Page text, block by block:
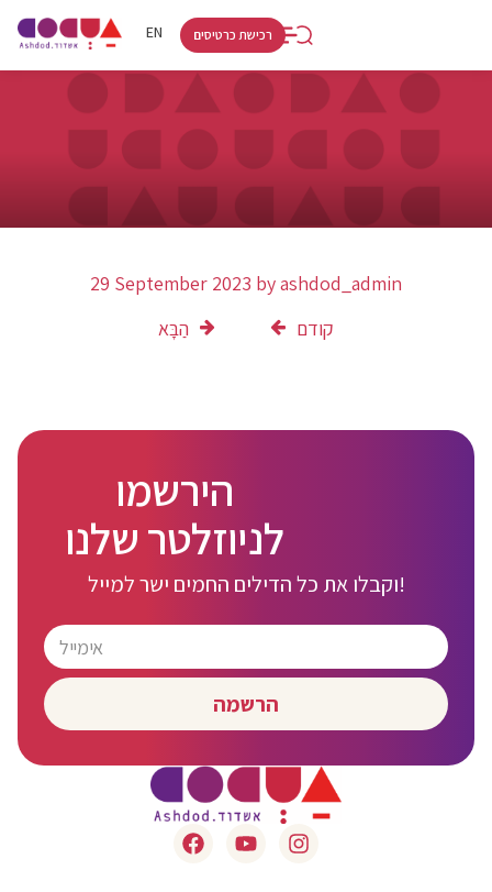
EN
HE
רכישת כרטיסים
29 September 2023 byashdod_admin
קודם
הַבָּא
הירשמו
לניוזלטר שלנו
וקבלו את כל הדילים החמים ישר למייל!
הרשמה